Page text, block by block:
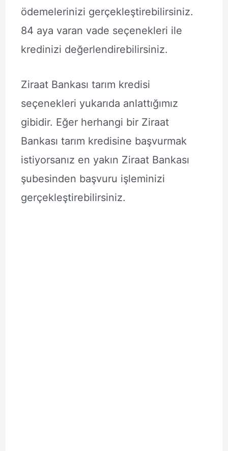
ödemelerinizi gerçekleştirebilirsiniz.
84 aya varan vade seçenekleri ile
kredinizi değerlendirebilirsiniz.
Ziraat Bankası tarım kredisi
seçenekleri yukarıda anlattığımız
gibidir. Eğer herhangi bir Ziraat
Bankası tarım kredisine başvurmak
istiyorsanız en yakın Ziraat Bankası
şubesinden başvuru işleminizi
gerçekleştirebilirsiniz.